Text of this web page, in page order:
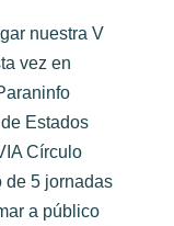
nuestra V
vez en
Estados
Círculo
de 5 jornadas
a público